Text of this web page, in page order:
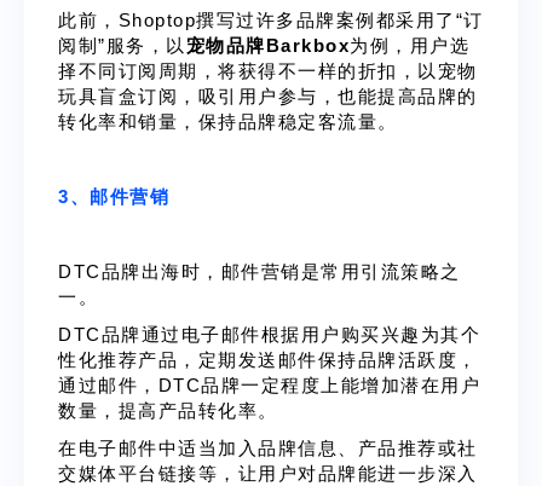
此前，Shoptop撰写过许多品牌案例都采用了“订
阅制”服务，以 宠物品牌Barkbox为例，用户选
择不同订阅周期，将获得不一样的折扣，以宠物
玩具盲盒订阅，吸引用户参与，也能提高品牌的
转化率和销量，保持品牌稳定客流量。
3、邮件营销
DTC品牌出海时，邮件营销是常用引流策略之
一。
DTC品牌通过电子邮件根据用户购买兴趣为其个
性化推荐产品，定期发送邮件保持品牌活跃度，
通过邮件，DTC品牌一定程度上能增加潜在用户
数量，提高产品转化率。
在电子邮件中适当加入品牌信息、产品推荐或社
交媒体平台链接等，让用户对品牌能进一步深入